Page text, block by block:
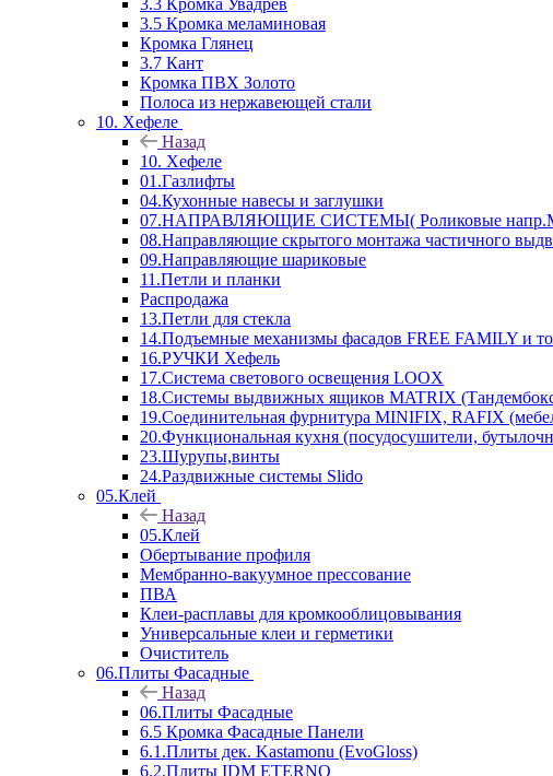
3.3 Кромка Увадрев
3.5 Кромка меламиновая
Кромка Глянец
3.7 Кант
Кромка ПВХ Золото
Полоса из нержавеющей стали
10. Хефеле
Назад
10. Хефеле
01.Газлифты
04.Кухонные навесы и заглушки
07.НАПРАВЛЯЮЩИЕ СИСТЕМЫ( Роликовые
08.Направляющие скрытого монтажа частичного
09.Направляющие шариковые
11.Петли и планки
Распродажа
13.Петли для стекла
14.Подъемные механизмы фасадов FREE FAMILY и
16.РУЧКИ Хефель
17.Система светового освещения LOOX
18.Системы выдвижных ящиков MATRIX
19.Соединительная фурнитура MINIFIX, RAFIX
20.Функциональная кухня (посудосушители,
23.Шурупы,винты
24.Раздвижные системы Slido
05.Клей
Назад
05.Клей
Обертывание профиля
Мембранно-вакуумное прессование
ПВА
Клеи-расплавы для кромкооблицовывания
Универсальные клеи и герметики
Очиститель
06.Плиты Фасадные
Назад
06.Плиты Фасадные
6.5 Кромка Фасадные Панели
6.1.Плиты дек. Kastamonu (EvoGloss)
6.2.Плиты IDM ETERNO